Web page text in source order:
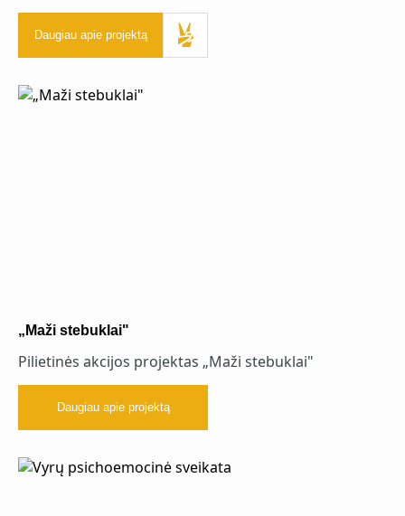
Daugiau apie projektą
„Maži stebuklai"
Pilietinės akcijos projektas „Maži stebuklai"
Daugiau apie projektą